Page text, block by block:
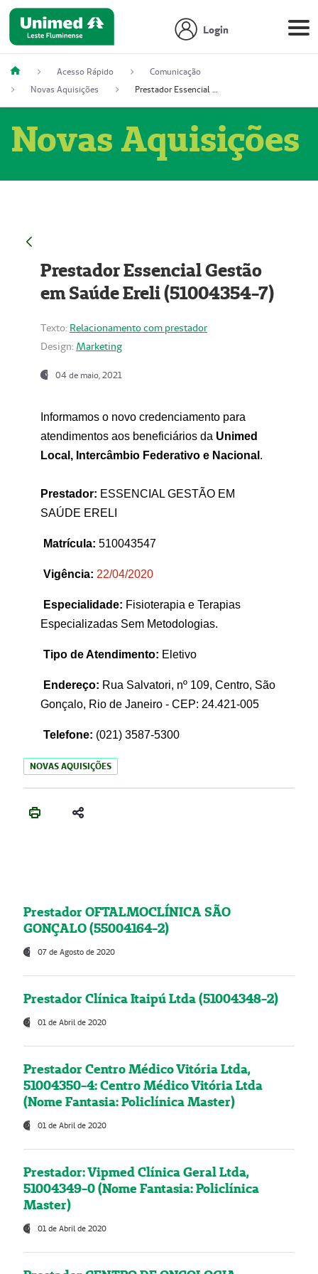
Login
Acesso Rápido
Comunicação
Novas Aquisições
Prestador Essencial Gestão em Saúde Ereli (51004354-7)
Novas Aquisições
Prestador Essencial Gestão
em Saúde Ereli (51004354-7)
Texto: Relacionamento com prestador
Design: Marketing
04 de maio, 2021
Informamos o novo credenciamento para
atendimentos aos beneficiários da Unimed
Local, Intercâmbio Federativo e Nacional .
Prestador: ESSENCIAL GESTÃO EM
SAÚDE ERELI
Matrícula: 510043547
Vigência: 22/04/2020
Especialidade: Fisioterapia e Terapias
Especializadas Sem Metodologias.
Tipo de Atendimento: Eletivo
Endereço: Rua Salvatori, nº 109, Centro, São
Gonçalo, Rio de Janeiro - CEP: 24.421-005
Telefone: (021) 3587-5300
NOVAS AQUISIÇÕES
Prestador OFTALMOCLÍNICA SÃO
GONÇALO (55004164-2)
07 de Agosto de 2020
Prestador Clínica Itaipú Ltda (51004348-2)
01 de Abril de 2020
Prestador Centro Médico Vitória Ltda,
51004350-4: Centro Médico Vitória Ltda
(Nome Fantasia: Policlínica Master)
01 de Abril de 2020
Prestador: Vipmed Clínica Geral Ltda,
51004349-0 (Nome Fantasia: Policlínica
Master)
01 de Abril de 2020